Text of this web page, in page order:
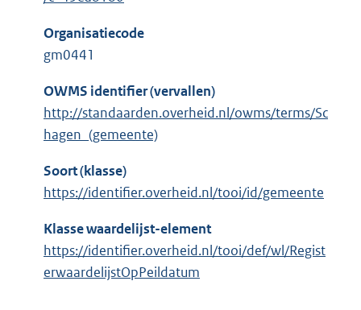
Organisatiecode
gm0441
OWMS identifier (vervallen)
http://standaarden.overheid.nl/owms/terms/Sc
hagen_(gemeente)
Soort (klasse)
https://identifier.overheid.nl/tooi/id/gemeente
Klasse waardelijst-element
https://identifier.overheid.nl/tooi/def/wl/Regist
erwaardelijstOpPeildatum